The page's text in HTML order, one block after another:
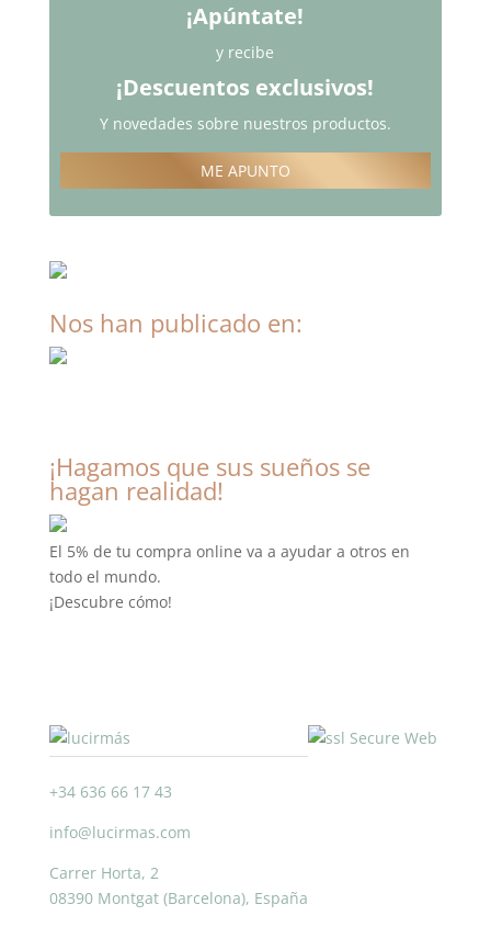
¡Apúntate!
y recibe
¡Descuentos exclusivos!
Y novedades sobre nuestros productos.
ME APUNTO
Nos han publicado en:
¡Hagamos que sus sueños se
hagan realidad!
El 5% de tu compra online va a ayudar a otros en
todo el mundo.
¡Descubre cómo!
+34 636 66 17 43
info@lucirmas.com
Carrer Horta, 2
08390 Montgat (Barcelona), España